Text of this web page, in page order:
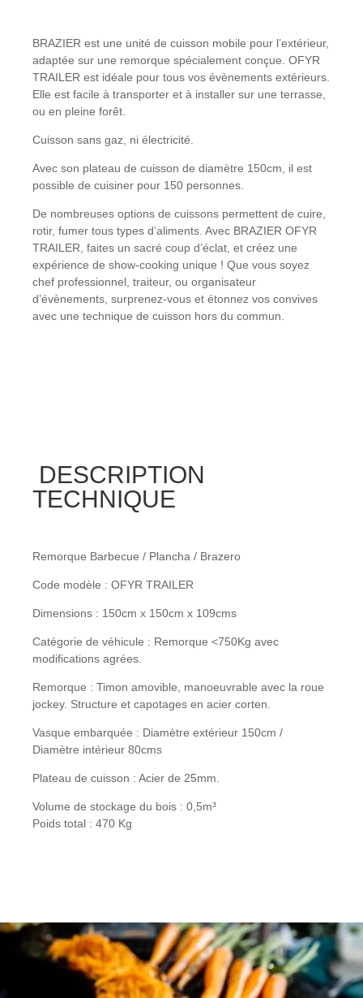
BRAZIER est une unité de cuisson mobile pour l’extérieur,
adaptée sur une remorque spécialement conçue. OFYR
TRAILER est idéale pour tous vos évènements extérieurs.
Elle est facile à transporter et à installer sur une terrasse,
ou en pleine forêt.
Cuisson sans gaz, ni électricité.
Avec son plateau de cuisson de diamètre 150cm, il est
possible de cuisiner pour 150 personnes.
De nombreuses options de cuissons permettent de cuire,
rotir, fumer tous types d’aliments. Avec BRAZIER OFYR
TRAILER, faites un sacré coup d’éclat, et créez une
expérience de show-cooking unique ! Que vous soyez
chef professionnel, traiteur, ou organisateur
d’évènements, surprenez-vous et étonnez vos convives
avec une technique de cuisson hors du commun.
DESCRIPTION
TECHNIQUE
Remorque Barbecue / Plancha / Brazero
Code modèle : OFYR TRAILER
Dimensions : 150cm x 150cm x 109cms
Catégorie de véhicule : Remorque <750Kg avec
modifications agrées.
Remorque : Timon amovible, manoeuvrable avec la roue
jockey. Structure et capotages en acier corten.
Vasque embarquée : Diamètre extérieur 150cm /
Diamètre intérieur 80cms
Plateau de cuisson : Acier de 25mm.
Volume de stockage du bois : 0,5m³
Poids total : 470 Kg